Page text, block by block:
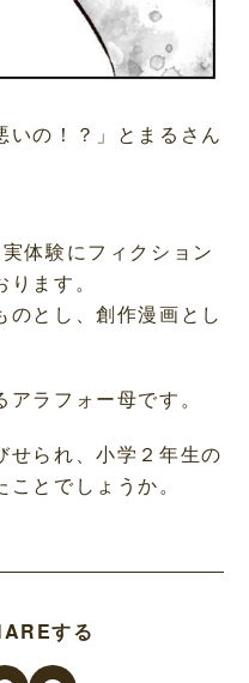
いの！？」とまるさん
体験にフィクション
ます。
とし、創作漫画とし
ラフォー母です。
せられ、小学２年生の
とでしょうか。
する